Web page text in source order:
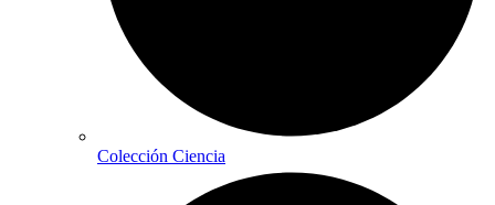
Colección Ciencia